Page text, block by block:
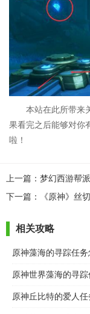
本站在此所带来关
果看完之后能够对你
啦！
上一篇：梦幻西游帮
等级解析
下一篇：《原神》丝
相关攻略
原神丘比特的爱人